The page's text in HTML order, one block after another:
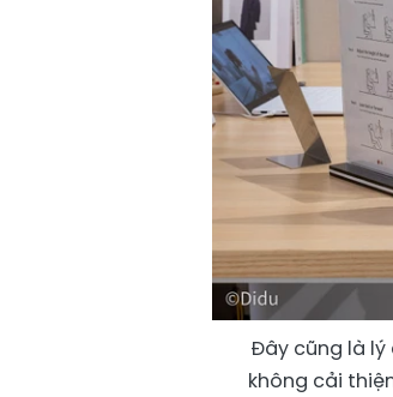
Đây cũng là
không cải